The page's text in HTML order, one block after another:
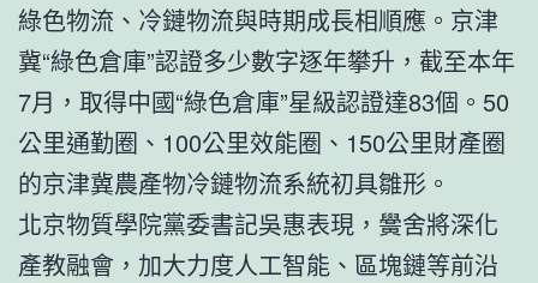
綠色物流、冷鏈物流與時期成長相順應。京津
冀“綠色倉庫”認證多少數字逐年攀升，截至本年
7月，取得中國“綠色倉庫”星級認證達83個。50
公里通勤圈、100公里效能圈、150公里財產圈
的京津冀農產物冷鏈物流系統初具雛形。
北京物質學院黨委書記吳惠表現，黌舍將深化
產教融會，加大力度人工智能、區塊鏈等前沿